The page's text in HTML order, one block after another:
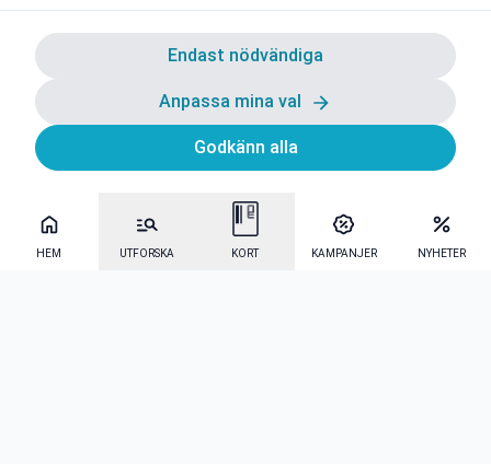
HEM UTFORSKA KORT KAMPANJER NYHETER
Endast nödvändiga
Anpassa mina val
Godkänn alla